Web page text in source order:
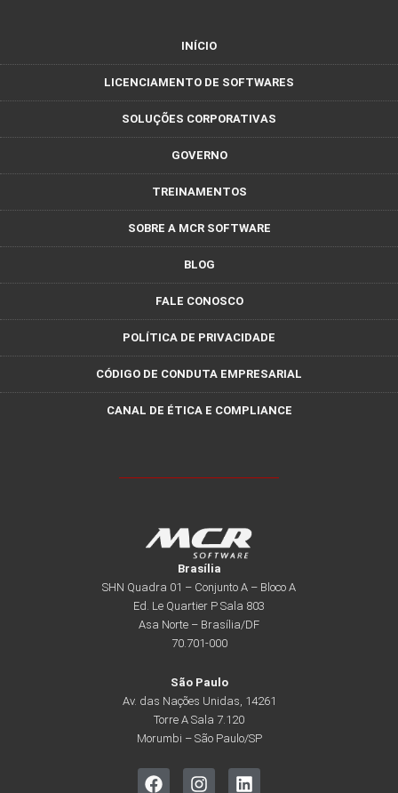
INÍCIO
LICENCIAMENTO DE SOFTWARES
SOLUÇÕES CORPORATIVAS
GOVERNO
TREINAMENTOS
SOBRE A MCR SOFTWARE
BLOG
FALE CONOSCO
POLÍTICA DE PRIVACIDADE
CÓDIGO DE CONDUTA EMPRESARIAL
CANAL DE ÉTICA E COMPLIANCE
Brasília
SHN Quadra 01 – Conjunto A – Bloco A
Ed. Le Quartier P Sala 803
Asa Norte – Brasília/DF
70.701-000
São Paulo
Av. das Nações Unidas, 14261
Torre A Sala 7.120
Morumbi – São Paulo/SP
F
I
L